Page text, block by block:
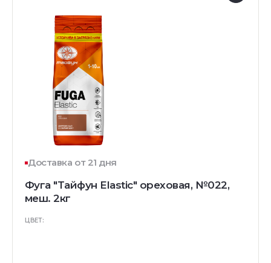
Доставка от 21 дня
Фуга "Тайфун Elastic" ореховая, №022,
меш. 2кг
ЦВЕТ: